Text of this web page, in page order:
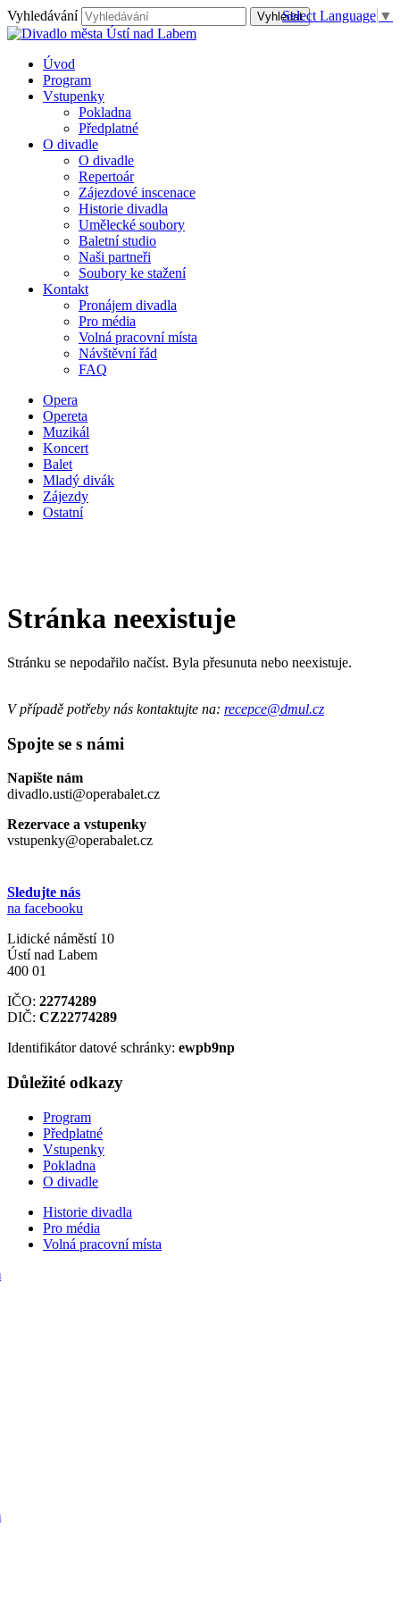
Vyhledávání
Úvod
Program
Vstupenky
Pokladna
Předplatné
O divadle
O divadle
Repertoár
Zájezdové inscenace
Historie divadla
Umělecké soubory
Baletní studio
Naši partneři
Soubory ke stažení
Kontakt
Pronájem divadla
Pro média
Volná pracovní místa
Návštěvní řád
FAQ
Select Language ▼
Opera
Opereta
Muzikál
Koncert
Balet
Mladý divák
Zájezdy
Ostatní
Stránka neexistuje
Stránku se nepodařilo načíst. Byla přesunuta nebo neexistuje.
V případě potřeby nás kontaktujte na: recepce@dmul.cz
Spojte se s námi
Napište nám
divadlo.usti@operabalet.cz
Rezervace a vstupenky
vstupenky@operabalet.cz
Sledujte nás
na facebooku
Lidické náměstí 10
Ústí nad Labem
400 01
IČO: 22774289
DIČ: CZ22774289
Identifikátor datové schránky: ewpb9np
Důležité odkazy
Program
Předplatné
Vstupenky
Pokladna
O divadle
Historie divadla
Pro média
Volná pracovní místa